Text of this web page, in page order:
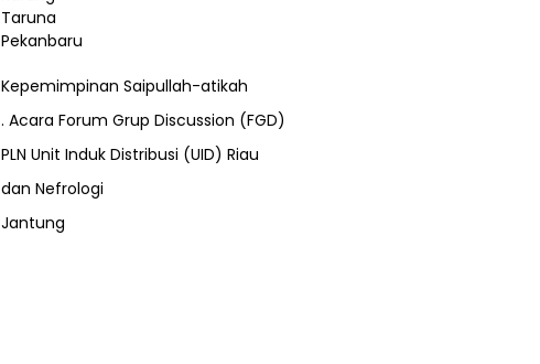
Kepemimpinan Saipullah-atikah
. Acara Forum Grup Discussion (FGD)
PLN Unit Induk Distribusi (UID) Riau
dan Nefrologi
Jantung